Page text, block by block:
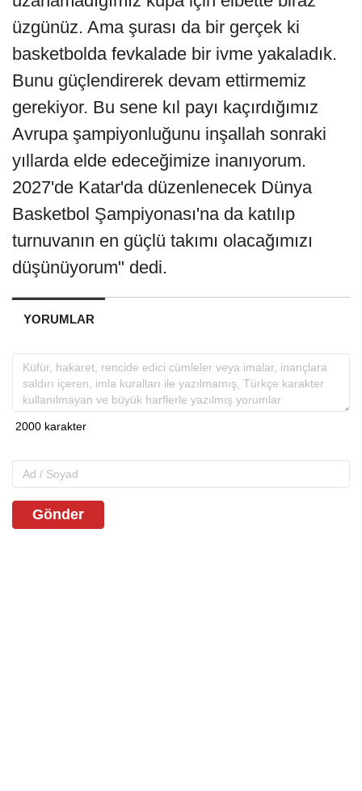
üzgünüz. Ama şurası da bir gerçek ki
basketbolda fevkalade bir ivme yakaladık.
Bunu güçlendirerek devam ettirmemiz
gerekiyor. Bu sene kıl payı kaçırdığımız
Avrupa şampiyonluğunu inşallah sonraki
yıllarda elde edeceğimize inanıyorum.
2027'de Katar'da düzenlenecek Dünya
Basketbol Şampiyonası'na da katılıp
turnuvanın en güçlü takımı olacağımızı
düşünüyorum" dedi.
YORUMLAR
Gönder